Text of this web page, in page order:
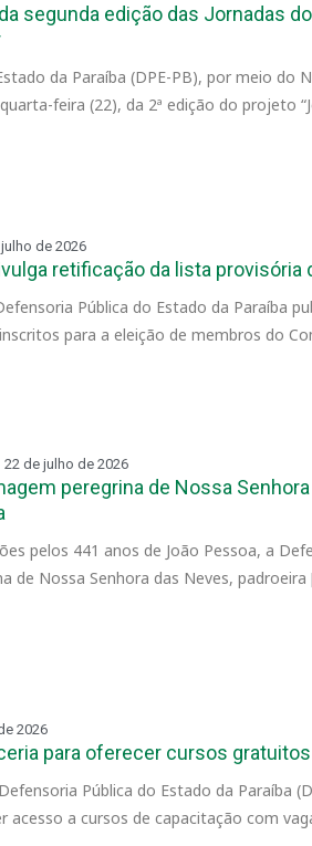
segunda edição das Jornadas
da Paraíba (DPE-PB), por meio do
feira (22), da 2ª edição do projeto
de 2026
retificação da lista provisória
Pública do Estado da Paraíba
para a eleição de membros do
22 de julho de 2026
peregrina de Nossa
pelos 441 anos de João Pessoa, a
de Nossa Senhora das Neves,
2026
para oferecer cursos
Pública do Estado da Paraíba
acesso a cursos de capacitação com